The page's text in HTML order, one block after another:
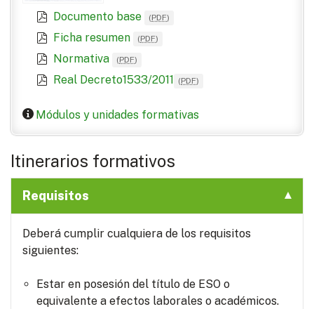
Documento base (PDF)
Ficha resumen (PDF)
Normativa (PDF)
Real Decreto1533/2011 (PDF)
Módulos y unidades formativas
Itinerarios formativos
Requisitos
Deberá cumplir cualquiera de los requisitos
siguientes:
Estar en posesión del título de ESO o
equivalente a efectos laborales o académicos.